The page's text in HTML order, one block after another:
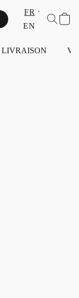
FR
EN
LIVRAISON